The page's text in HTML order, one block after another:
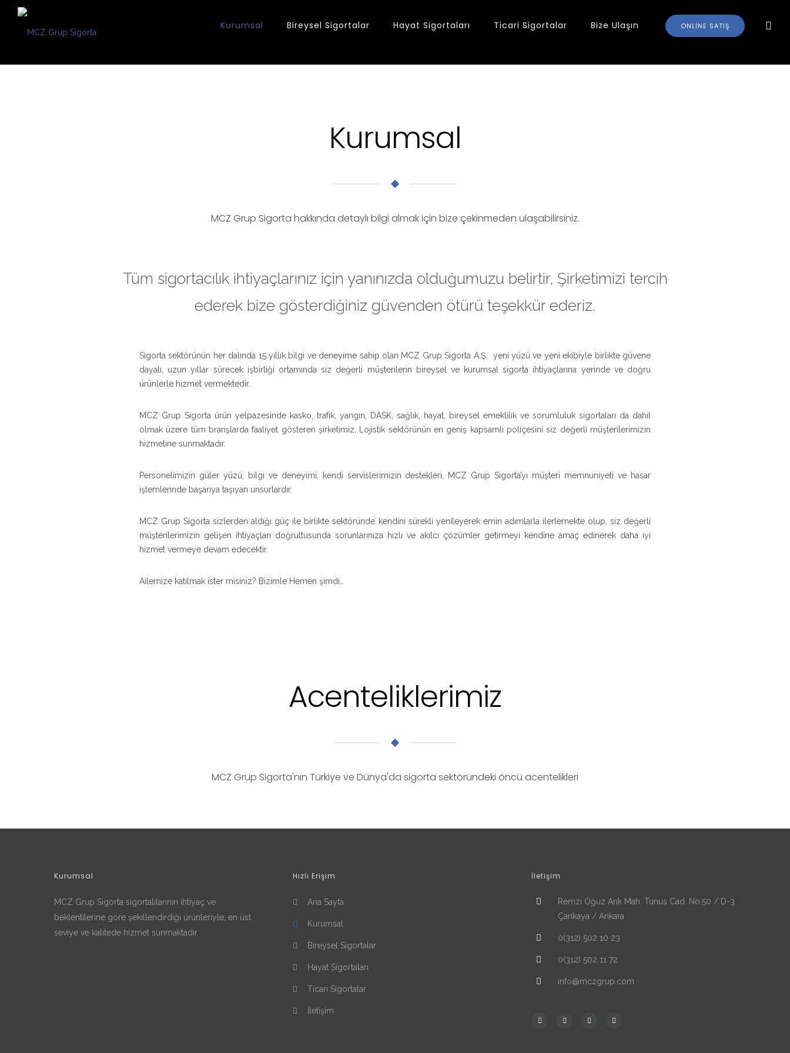
ONLINE SATIŞ
Kurumsal Bireysel Sigortalar Hayat Sigortaları Ticari Sigortalar Bize Ulaşın
Kurumsal
MCZ Grup Sigorta hakkında detaylı bilgi almak için bize çekinmeden ulaşabilirsiniz.
Tüm sigortacılık ihtiyaçlarınız için yanınızda olduğumuzu belirtir, Şirketimizi tercih
ederek bize gösterdiğiniz güvenden ötürü teşekkür ederiz.
Sigorta sektörünün her dalında 15 yıllık bilgi ve deneyime sahip olan MCZ Grup Sigorta A.Ş, yeni yüzü ve yeni ekibiyle birlikte güvene
dayalı, uzun yıllar sürecek işbirliği ortamında siz değerli müşterilerin bireysel ve kurumsal sigorta ihtiyaçlarına yerinde ve doğru
ürünlerle hizmet vermektedir.
MCZ Grup Sigorta ürün yelpazesinde kasko, trafik, yangın, DASK, sağlık, hayat, bireysel emeklilik ve sorumluluk sigortaları da dahil
olmak üzere tüm branşlarda faaliyet gösteren şirketimiz, Lojistik sektörünün en geniş kapsamlı poliçesini siz değerli müşterilerimizin
hizmetine sunmaktadır.
Personelimizin güler yüzü, bilgi ve deneyimi, kendi servislerimizin destekleri, MCZ Grup Sigorta’yı müşteri memnuniyeti ve hasar
işlemlerinde başarıya taşıyan unsurlardır.
MCZ Grup Sigorta sizlerden aldığı güç ile birlikte sektöründe kendini sürekli yenileyerek emin adımlarla ilerlemekte olup, siz değerli
müşterilerimizin gelişen ihtiyaçları doğrultusunda sorunlarınıza hızlı ve akılcı çözümler getirmeyi kendine amaç edinerek daha iyi
hizmet vermeye devam edecektir.
Ailemize katılmak ister misiniz? Bizimle Hemen şimdi…
Acenteliklerimiz
MCZ Grup Sigorta'nın Türkiye ve Dünya'da sigorta sektöründeki öncü acentelikleri
Kurumsal
MCZ Grup Sigorta sigortalılarının ihtiyaç ve
beklentilerine göre şekillendirdiği ürünleriyle, en üst
seviye ve kalitede hizmet sunmaktadır.
Hızlı Erişim
Ana Sayfa
Kurumsal
Bireysel Sigortalar
Hayat Sigortaları
Ticari Sigortalar
İletişim
İletişim
Remzi Oğuz Arık Mah. Tunus Cad. No:50 / D-3
Çankaya / Ankara
0(312) 502 10 23
0(312) 502 11 72
info@mczgrup.com